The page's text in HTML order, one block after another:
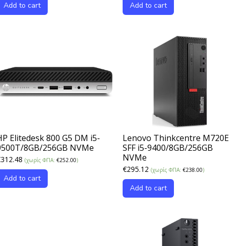
Add to cart Add to cart
Elitedesk 800 G5 DM i5-
8GB/256GB NVMe
312.48 (χωρίς ΦΠΑ: €252.00)
Add to cart
Lenovo Thinkcentre M720E
SFF i5-9400/8GB/256GB
NVMe
€295.12 (χωρίς ΦΠΑ: €238.00)
Add to cart